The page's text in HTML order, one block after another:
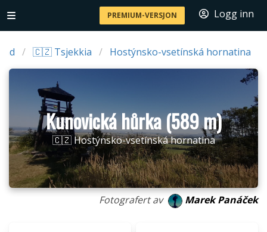
PREMIUM-VERSJON Logg inn
🇨🇿 Tsjekkia Hostýnsko-vsetínská hornatina
Kunovická hůrka (589 m)
🇨🇿 Hostýnsko-vsetínská hornatina
Fotografert av Marek Panáček